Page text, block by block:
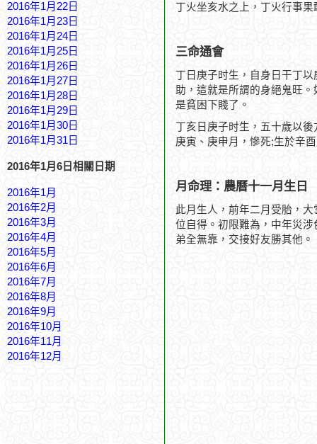
2016年1月22日
2016年1月23日
2016年1月24日
2016年1月25日
2016年1月26日
2016年1月27日
2016年1月28日
2016年1月29日
2016年1月30日
2016年1月31日
2016年1月6日相關日期
2016年1月
2016年2月
2016年3月
2016年4月
2016年5月
2016年6月
2016年7月
2016年8月
2016年9月
2016年10月
2016年11月
2016年12月
丁火坐亥水之上，丁火行事
三命通會
丁日庚子时生，自身日干丁
助，這就是所謂的身絕鬼旺
是貧困下賤了。
丁亥日庚子时生，五十歲以
庚寅、庚申月，慘死;生於辛
月命理：農曆十一月生日
此月生人，前年二月受胎，
位自得。初限難為，中年災
弟全無靠，交接好友勝其他。